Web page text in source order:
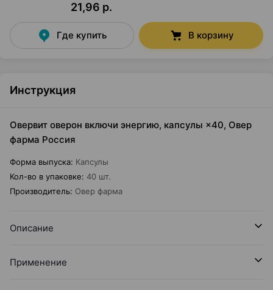
21,96 р.
Где купить В корзину
Инструкция
Овервит оверон включи энергию, капсулы ×40, Овер
фарма Россия
Форма выпуска: Капсулы
Кол-во в упаковке: 40 шт.
Производитель: Овер фарма
Описание
Применение